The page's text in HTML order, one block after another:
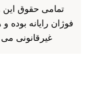
تمامی حقوق
فوژان رایانه بوده
غیرقانونی